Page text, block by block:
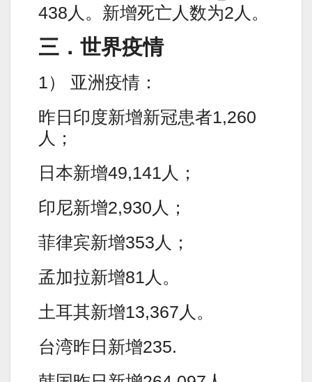
438人。新增死亡人数为2人。
三．世界疫情
1） 亚洲疫情：
昨日印度新增新冠患者1,260
人；
日本新增49,141人；
印尼新增2,930人；
菲律宾新增353人；
孟加拉新增81人。
土耳其新增13,367人。
台湾昨日新增235.